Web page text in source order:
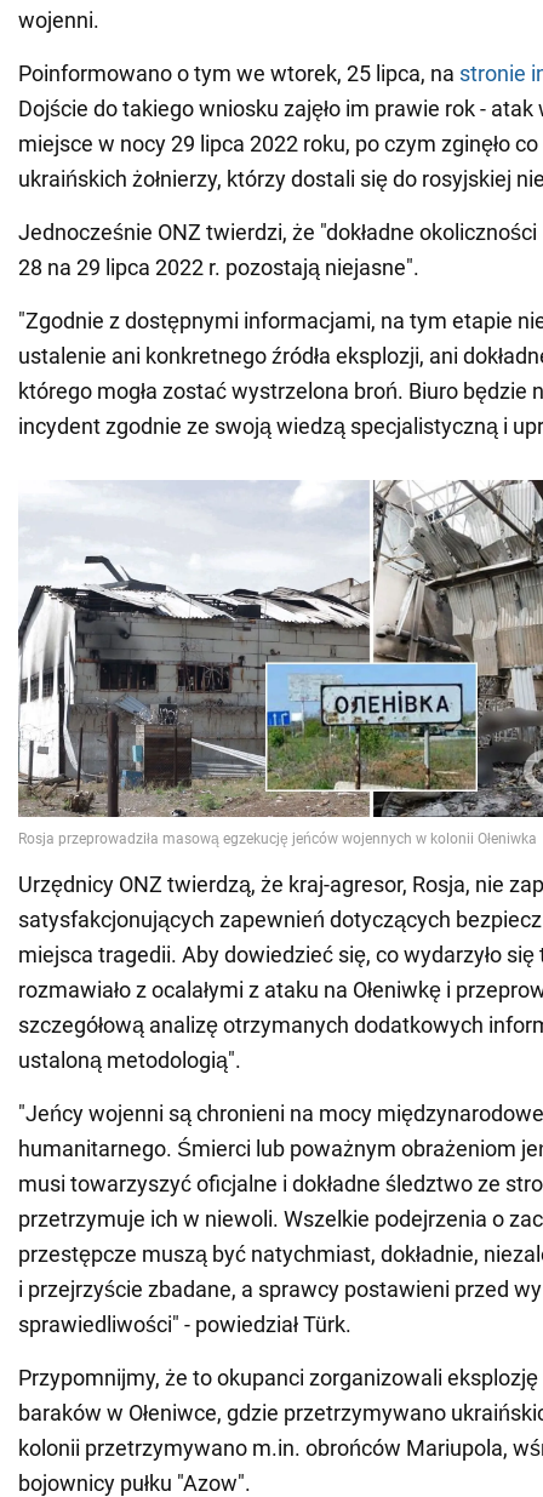
wojenni.
Poinformowano o tym we wtorek, 25 lipca, na stronie
Dojście do takiego wniosku zajęło im prawie rok - atak
miejsce w nocy 29 lipca 2022 roku, po czym zginęło
ukraińskich żołnierzy, którzy dostali się do rosyjskiej
Jednocześnie ONZ twierdzi, że "dokładne
28 na 29 lipca 2022 r. pozostają niejasne".
"Zgodnie z dostępnymi informacjami, na tym etapie
ustalenie ani konkretnego źródła eksplozji, ani
którego mogła zostać wystrzelona broń. Biuro będzie
incydent zgodnie ze swoją wiedzą specjalistyczną i
Urzędnicy ONZ twierdzą, że kraj-agresor, Rosja, nie
satysfakcjonujących zapewnień dotyczących
miejsca tragedii. Aby dowiedzieć się, co wydarzyło się
rozmawiało z ocalałymi z ataku na Ołeniwkę i
szczegółową analizę otrzymanych dodatkowych
ustaloną metodologią".
"Jeńcy wojenni są chronieni na mocy
humanitarnego. Śmierci lub poważnym obrażeniom
musi towarzyszyć oficjalne i dokładne śledztwo ze
przetrzymuje ich w niewoli. Wszelkie podejrzenia o
przestępcze muszą być natychmiast, dokładnie,
i przejrzyście zbadane, a sprawcy postawieni przed
sprawiedliwości" - powiedział Türk.
Przypomnijmy, że to okupanci zorganizowali
baraków w Ołeniwce, gdzie przetrzymywano
kolonii przetrzymywano m.in. obrońców Mariupola,
bojownicy pułku "Azow".